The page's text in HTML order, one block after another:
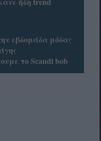
εβδομάδα μόδας
το Scandi bob